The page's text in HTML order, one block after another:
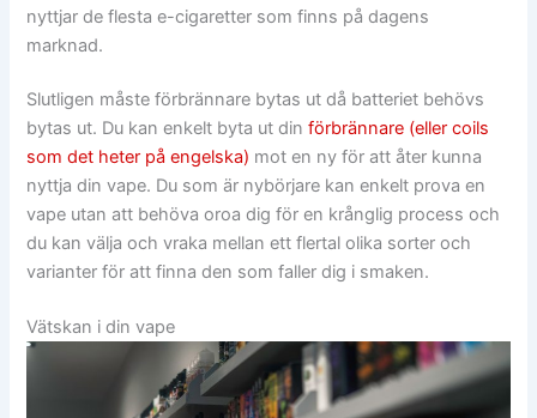
nyttjar de flesta e-cigaretter som finns på dagens
marknad.
Slutligen måste förbrännare bytas ut då batteriet behövs
bytas ut. Du kan enkelt byta ut dinförbrännare (eller coils
som det heter på engelska) mot en ny för att åter kunna
nyttja din vape. Du som är nybörjare kan enkelt prova en
vape utan att behöva oroa dig för en krånglig process och
du kan välja och vraka mellan ett flertal olika sorter och
varianter för att finna den som faller dig i smaken.
Vätskan i din vape